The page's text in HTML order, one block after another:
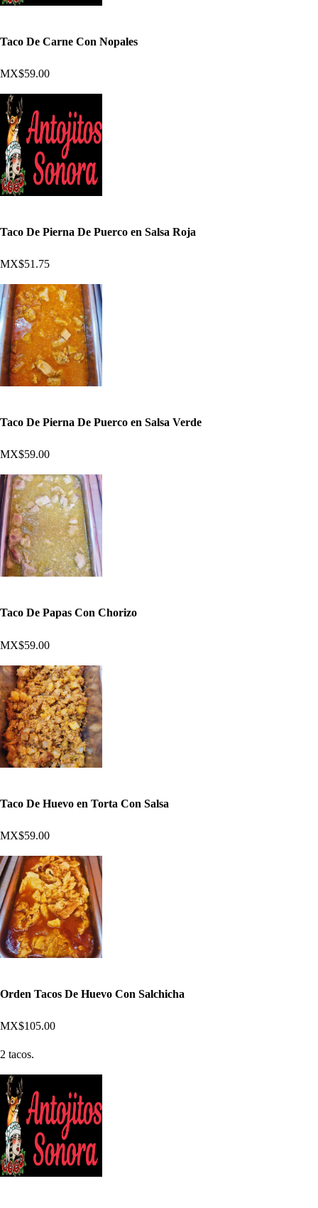
Taco De Carne Con Nopales
MX$59.00
Taco De Pierna De Puerco en Salsa Roja
MX$51.75
Taco De Pierna De Puerco en Salsa Verde
MX$59.00
Taco De Papas Con Chorizo
MX$59.00
Taco De Huevo en Torta Con Salsa
MX$59.00
Orden Tacos De Huevo Con Salchicha
MX$105.00
2 tacos.